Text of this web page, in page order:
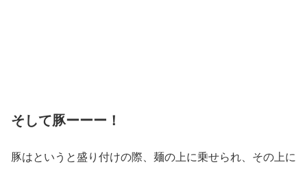
そして豚ーーー！
豚はというと盛り付けの際、麺の上に乗せられ、その上に